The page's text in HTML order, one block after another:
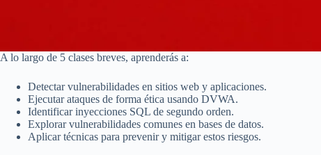
A lo largo de 5 clases breves, aprenderás a:
Detectar vulnerabilidades en sitios web y aplicaciones.
Ejecutar ataques de forma ética usando DVWA.
Identificar inyecciones SQL de segundo orden.
Explorar vulnerabilidades comunes en bases de datos.
Aplicar técnicas para prevenir y mitigar estos riesgos.